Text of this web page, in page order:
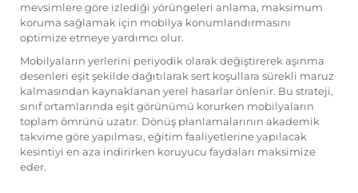
mevsimlere göre izlediği yörüngeleri anlama, maksimum
koruma sağlamak için mobilya konumlandırmasını
optimize etmeye yardımcı olur.
Mobilyaların yerlerini periyodik olarak değiştirerek aşınma
desenleri eşit şekilde dağıtılarak sert koşullara sürekli maruz
kalmasından kaynaklanan yerel hasarlar önlenir. Bu strateji,
sınıf ortamlarında eşit görünümü korurken mobilyaların
toplam ömrünü uzatır. Dönüş planlamalarının akademik
takvime göre yapılması, eğitim faaliyetlerine yapılacak
kesintiyi en aza indirirken koruyucu faydaları maksimize
eder.